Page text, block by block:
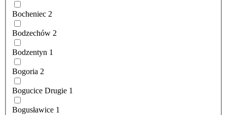
Bocheniec 2
Bodzechów 2
Bodzentyn 1
Bogoria 2
Bogucice Drugie 1
Bogusławice 1